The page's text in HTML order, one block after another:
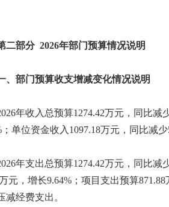
部分 2026年部门预算情况说明
部门预算收支增减变化情况说明
年收入总预算1274.42万元，同比减
；单位资金收入1097.18万元，同比减
年支出总预算1274.42万元，同比减少
元，增长9.64%；项目支出预算
减经费支出。